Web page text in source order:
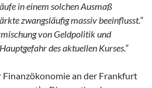
in einem solchen Ausmaß
zwangsläufig massiv beeinflusst.“
von Geldpolitik und
des aktuellen Kurses.“
Finanzökonomie an der Frankfurt